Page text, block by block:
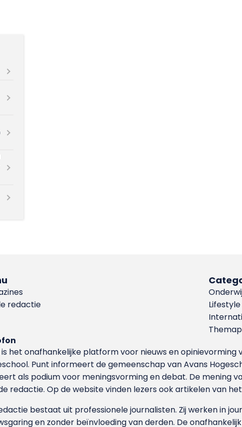
redactie
Lifestyle
is het onafhankelijke platform voor nieuws en
Punt informeert de gemeenschap van Avans
als podium voor meningsvorming en debat. De mening
redactie. Op de website vinden lezers ook artikelen van het
bestaat uit professionele journalisten. Zij werken in
en zonder beïnvloeding van derden. De